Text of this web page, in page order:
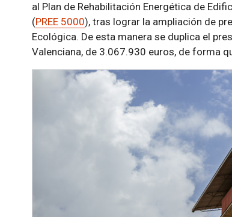
al Plan de Rehabilitación Energética de
(PREE 5000), tras lograr la ampliación de
Ecológica. De esta manera se duplica el
Valenciana, de 3.067.930 euros, de forma